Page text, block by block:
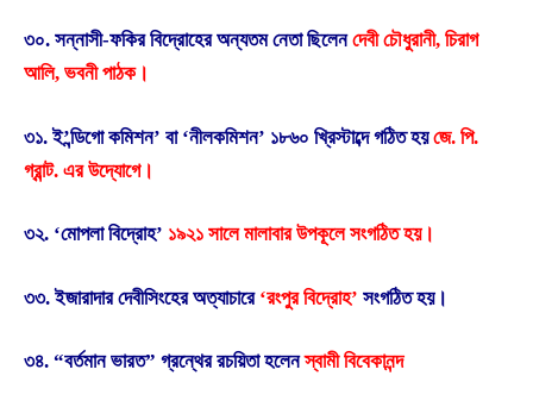
৩০. সন্নাসী-ফকির বিদ্রোহের অন্যতম নেতা ছিলেনদেবী চৌধুরানী, চিরাগ
আলি, ভবনী পাঠক।
৩১. ই’ন্ডিগো কমিশন’ বা ‘নীলকমিশন’ ১৮৬০ খ্রিস্টাব্দে গঠিত হয়জে. পি.
গ্রান্ট. এর উদ্যোগে।
৩২. ‘মোপলা বিদ্রোহ’ ১৯২১ সালে মালাবার উপকূলে সংগঠিত হয়।
৩৩. ইজারাদার দেবীসিংহের অত্যাচারে‘রংপুর বিদ্রোহ’ সংগঠিত হয়।
৩৪. “বর্তমান ভারত” গ্রন্থের রচয়িতা হলেনস্বামী বিবেকানন্দ